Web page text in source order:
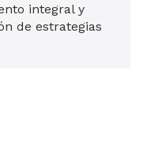
integral y
de estrategias